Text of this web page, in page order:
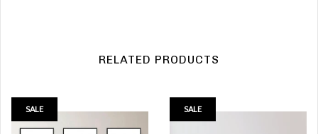
RELATED PRODUCTS
SALE SALE